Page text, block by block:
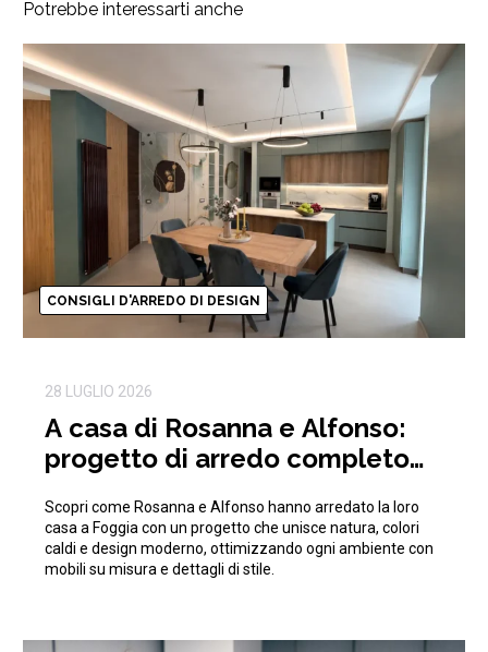
Potrebbe interessarti anche
CONSIGLI D'ARREDO DI DESIGN
28 LUGLIO 2026
A casa di Rosanna e Alfonso:
progetto di arredo completo
Scopri come Rosanna e Alfonso hanno arredato la loro
casa a Foggia con un progetto che unisce natura, colori
caldi e design moderno, ottimizzando ogni ambiente con
mobili su misura e dettagli di stile.